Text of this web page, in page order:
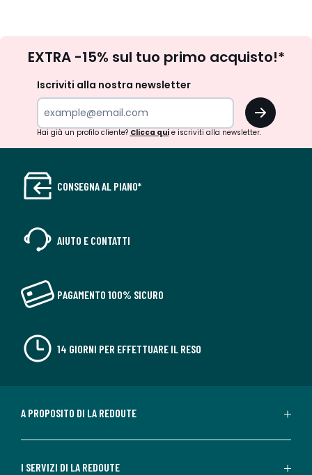
newsletter
EXTRA -15% sul tuo primo acquisto!*
Iscriviti alla nostra newsletter
OK
Hai già un profilo cliente? Clicca quie iscriviti alla newsletter.
CONSEGNA AL PIANO*
AIUTO E CONTATTI
PAGAMENTO 100% SICURO
14 GIORNI PER EFFETTUARE IL RESO
A PROPOSITO DI LA REDOUTE
I SERVIZI DI LA REDOUTE